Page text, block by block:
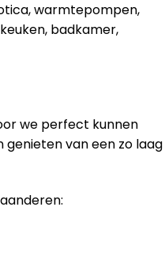
warmtepompen,
badkamer,
we perfect kunnen
genieten van een zo laag